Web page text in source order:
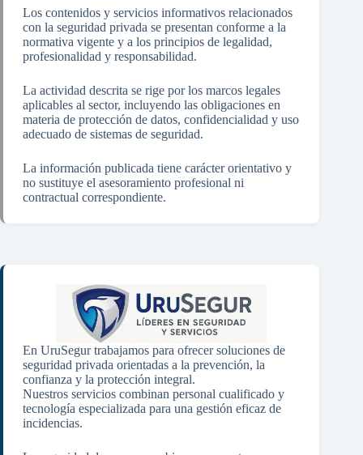
Los contenidos y servicios informativos relacionados
con la seguridad privada se presentan conforme a la
normativa vigente y a los principios de legalidad,
profesionalidad y responsabilidad.
La actividad descrita se rige por los marcos legales
aplicables al sector, incluyendo las obligaciones en
materia de protección de datos, confidencialidad y uso
adecuado de sistemas de seguridad.
La información publicada tiene carácter orientativo y
no sustituye el asesoramiento profesional ni
contractual correspondiente.
En UruSegur trabajamos para ofrecer soluciones de
seguridad privada orientadas a la prevención, la
confianza y la protección integral.
Nuestros servicios combinan personal cualificado y
tecnología especializada para una gestión eficaz de
incidencias.